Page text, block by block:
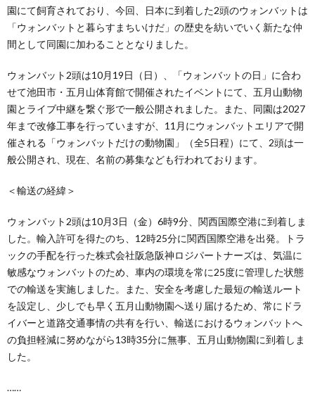
園にて飼育されており、今回、日本に到着した2頭のウォンバットは
「ウォンバットと暮らすまちいけだ」の歴史を紡いでいく新たな仲
間として同園に加わることとなりました。
ウォンバット2頭は10月19日（日）、「ウォンバットの日」に合わ
せて池田市・五月山体育館で開催されたイベントにて、五月山動物
園とライブ中継を繋ぐ形で一般公開されました。また、同園は2027
年まで改修工事を行っていますが、11月にウォンバットエリアで開
催される「ウォンバットだけの動物園」（全5日程）にて、2頭は一
般公開され、現在、名前の募集なども行われております。
＜輸送の経緯＞
ウォンバット2頭は10月3日（金）6時9分、関西国際空港に到着しま
した。輸入許可を得たのち、12時25分に関西国際空港を出発。トラ
ックの手配を行った株式会社阪急阪神ロジパートナーズは、気温に
敏感なウォンバットのため、車内の環境を常に25度に管理した状態
での輸送を実施しました。また、安全を考慮した最短の輸送ルート
を設定し、少しでも早く五月山動物園へ送り届けるため、常にドラ
イバーと道路交通事情の共有を行い、輸送におけるウォンバットへ
の負担軽減に努めながら13時35分に無事、五月山動物園に到着しま
した。
……